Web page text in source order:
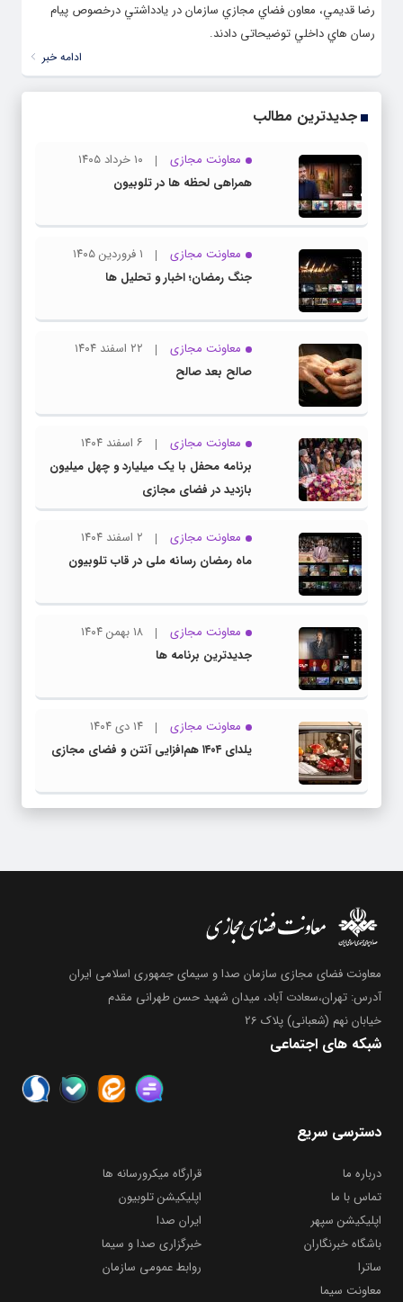
رضا قديمي، معاون فضاي مجازي سازمان در يادداشتي درخصوص پيام
رسان هاي داخلي توضیحاتی دادند.
ادامه خبر
جدیدترین مطالب
معاونت مجازی
۱۰ خرداد ۱۴۰۵
همراهی لحظه ها در تلوبیون
معاونت مجازی
۱ فروردین ۱۴۰۵
جنگ رمضان؛ اخبار و تحلیل ها
معاونت مجازی
۲۲ اسفند ۱۴۰۴
صالح بعد صالح
معاونت مجازی
۶ اسفند ۱۴۰۴
برنامه محفل با یک میلیارد و چهل میلیون
بازدید در فضای مجازی
معاونت مجازی
۲ اسفند ۱۴۰۴
ماه رمضان رسانه ملی در قاب تلوبیون
معاونت مجازی
۱۸ بهمن ۱۴۰۴
جدیدترین برنامه ها
معاونت مجازی
۱۴ دی ۱۴۰۴
یلدای ۱۴۰۴ هم‌افزایی آنتن و فضای مجازی
معاونت فضای مجازی سازمان صدا و سیمای جمهوری اسلامی ایران
آدرس: تهران،سعادت آباد، میدان شهید حسن طهرانی مقدم
خیابان نهم (شعبانی) پلاک 26
شبکه های اجتماعی
دسترسی سریع
درباره ما
قرارگاه میکرورسانه ها
تماس با ما
اپلیکیشن تلوبیون
اپلیکیشن سپهر
ایران صدا
باشگاه خبرنگاران
خبرگزاری صدا و سیما
ساترا
روابط عمومی سازمان
معاونت سیما